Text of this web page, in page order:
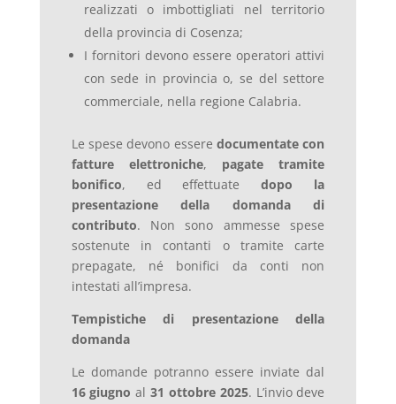
realizzati o imbottigliati nel territorio
della provincia di Cosenza;
I fornitori devono essere operatori attivi
con sede in provincia o, se del settore
commerciale, nella regione Calabria.
Le spese devono esseredocumentate con
fatture elettroniche, pagate tramite
bonifico, ed effettuatedopo la
presentazione della domanda di
contributo. Non sono ammesse spese
sostenute in contanti o tramite carte
prepagate, né bonifici da conti non
intestati all’impresa.
Tempistiche di presentazione della
domanda
Le domande potranno essere inviate dal
16 giugnoal31 ottobre 2025. L’invio deve